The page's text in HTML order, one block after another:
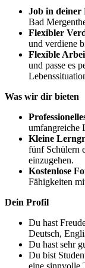
Job in deiner
Bad
Flexibler
und verdiene
Flexible
und passe es
Was wir dir bieten
umfangreiche
Kleine
fünf Schülern
einzugehen.
Kostenlose
Fähigkeiten
Dein Profil
Du hast
Deutsch,
Du hast sehr
Du bist
eine sinnvolle